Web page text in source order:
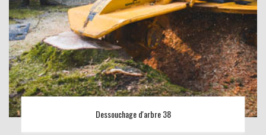
Dessouchage d'arbre 38